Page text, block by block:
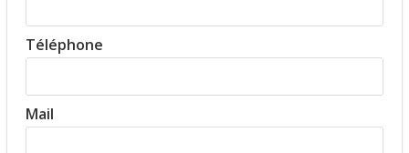
Téléphone
Mail